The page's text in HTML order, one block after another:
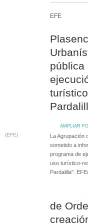
EFE
pública
AMPLIAR
(EFE)
La Agrupación
sometido a
programa de
uso turístico-
Pardalilla".
de